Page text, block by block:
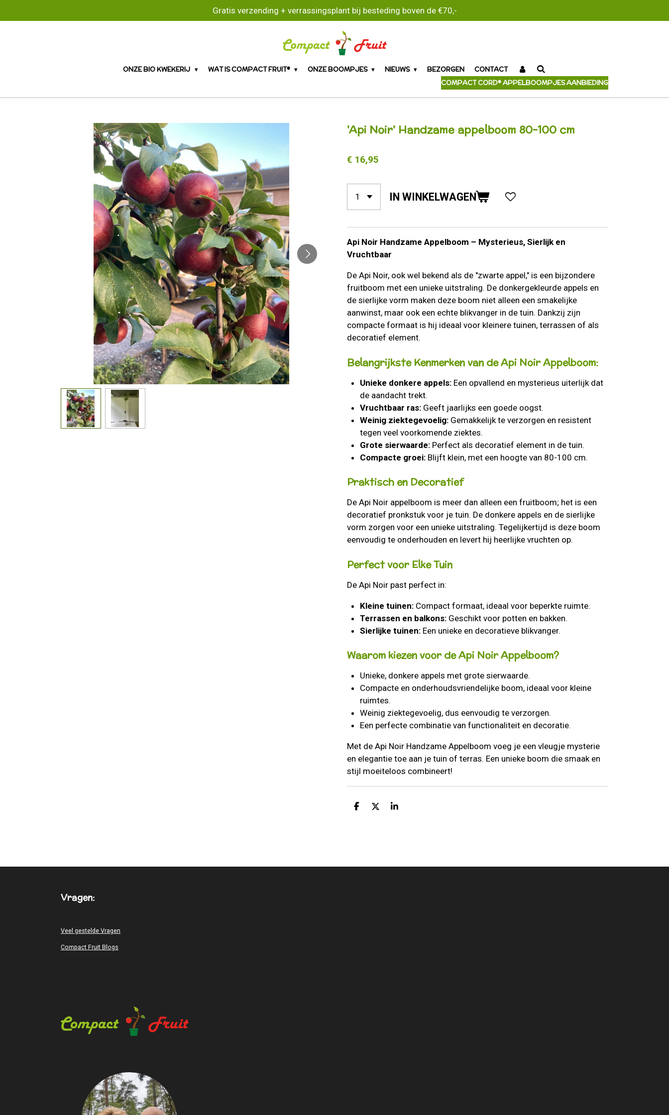
direct
Gratis verzending + verrassingsplant bij besteding boven de €70,-
ONZE BIO KWEKERIJ WAT IS COMPACT FRUIT® ONZE BOOMPJES NIEUWS BEZORGEN
CONTACT
COMPACT CORD® APPELBOOMPJES AANBIEDING
'Api Noir' Handzame appelboom 80-100 cm
€ 16,95
IN WINKELWAGEN
Api Noir Handzame Appelboom – Mysterieus, Sierlijk en
Vruchtbaar
De Api Noir, ook wel bekend als de "zwarte appel," is een bijzondere
fruitboom met een unieke uitstraling. De donkergekleurde appels en
de sierlijke vorm maken deze boom niet alleen een smakelijke
aanwinst, maar ook een echte blikvanger in de tuin. Dankzij zijn
compacte formaat is hij ideaal voor kleinere tuinen, terrassen of als
decoratief element.
Belangrijkste Kenmerken van de Api Noir Appelboom:
Unieke donkere appels:Een opvallend en mysterieus uiterlijk dat
de aandacht trekt.
Vruchtbaar ras:Geeft jaarlijks een goede oogst.
Weinig ziektegevoelig:Gemakkelijk te verzorgen en resistent
tegen veel voorkomende ziektes.
Grote sierwaarde:Perfect als decoratief element in de tuin.
Compacte groei:Blijft klein, met een hoogte van 80-100 cm.
Praktisch en Decoratief
De Api Noir appelboom is meer dan alleen een fruitboom; het is een
decoratief pronkstuk voor je tuin. De donkere appels en de sierlijke
vorm zorgen voor een unieke uitstraling. Tegelijkertijd is deze boom
eenvoudig te onderhouden en levert hij heerlijke vruchten op.
Perfect voor Elke Tuin
De Api Noir past perfect in:
Kleine tuinen:Compact formaat, ideaal voor beperkte ruimte.
Terrassen en balkons:Geschikt voor potten en bakken.
Sierlijke tuinen:Een unieke en decoratieve blikvanger.
Waarom kiezen voor de Api Noir Appelboom?
Unieke, donkere appels met grote sierwaarde.
Compacte en onderhoudsvriendelijke boom, ideaal voor kleine
ruimtes.
Weinig ziektegevoelig, dus eenvoudig te verzorgen.
Een perfecte combinatie van functionaliteit en decoratie.
Met de Api Noir Handzame Appelboom voeg je een vleugje mysterie
en elegantie toe aan je tuin of terras. Een unieke boom die smaak en
stijl moeiteloos combineert!
D
D
S
Vragen:
Veel gestelde Vragen
Compact Fruit Blogs